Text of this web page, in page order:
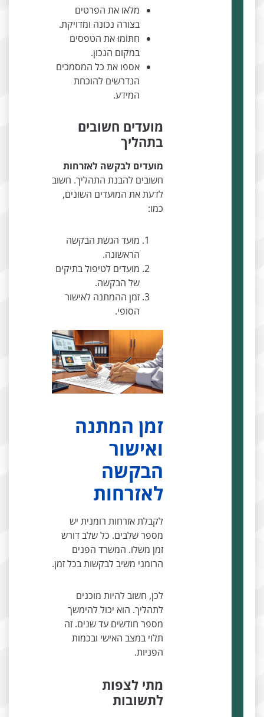
מלאו את הפרטים
בצורה נכונה ומדויקת.
חִתּוֹמוּ את הטפסים
במקום הנכון.
אספו את כל המסמכים
הנדרשים להוכחת
המידע.
מועדים חשובים
בתהליך
מועדים לבקשה לאזרחות
חשובים להבנת התהליך. חשוב
לדעת את המועדים השונים,
מועד הגשת הבקשה
הראשונה.
מועדים לטיפול בתיקים
של הבקשה.
זמן ההמתנה לאישור
הסופי.
זמן המתנה
ואישור
הבקשה
לאזרחות
לקבלת אזרחות רומנית יש
מספר שלבים. כל שלב דורש
זמן משלו. המשרד הפנים
הרומני משיב לבקשות בכל זמן.
לכן, חשוב להיות מוכנים
לתהליך. הוא יכול להימשך
מספר חודשים עד שנים. זה
תלוי במצב האישי ובכמות
הפניות.
מתי לצפות
לתשובות